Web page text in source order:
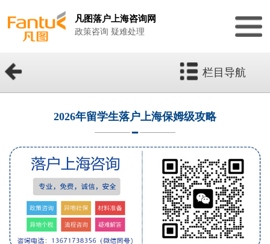
凡图落户上海咨询网
政策咨询 疑难处理
栏目导航
2026年留学生落户上海保姆级攻略